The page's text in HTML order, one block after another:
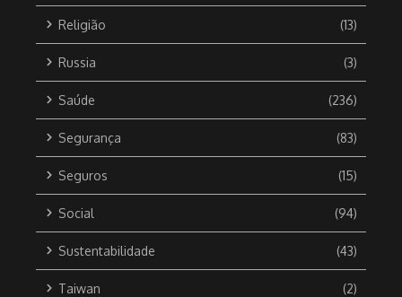
Religião (13)
Russia (3)
Saúde (236)
Segurança (83)
Seguros (15)
Social (94)
Sustentabilidade (43)
Taiwan (2)